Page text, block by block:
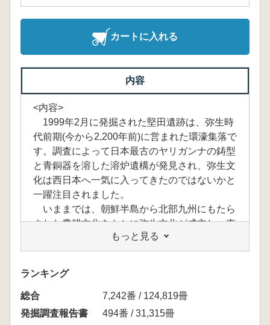
カートに入れる
内容
<内容>
1999年2月に発掘された堅田遺跡は、弥生時
代前期(今から2,200年前)に営まれた環濠集落で
す。調査によって日本最古のヤリガンナの鋳型
と青銅器を溶した溶炉遺構が発見され、弥生文
化は西日本へ一気に入ってきたのではないかと
一躍注目されました。
いままでは、朝鮮半島から北部九州にもたら
された農耕文化をもとに弥生文化が成立し、東
へ広がったと考えられていましたが、遺跡から
出土の土器・石器等から縄文時代終わりころ大
陸から瀬戸内に渡来した集団によって弥生文化
が生まれ、前期後半にはどうも瀬戸内を中心に
して一つにまとまる環瀬戸内圏が成立し、東方
への開発拠点として堅田遺跡の集落が造営され
もっと見る
ランキング
総合
7,242番 / 124,819冊
発掘調査報告書
494番 / 31,315冊